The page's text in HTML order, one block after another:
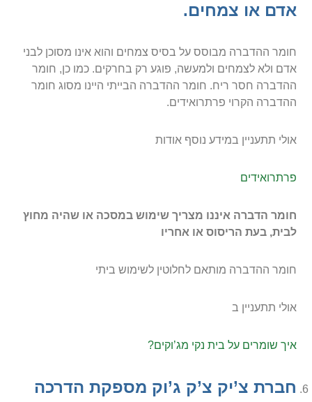
אדם או צמחים.
חומר ההדברה מבוסס על בסיס צמחים והוא אינו מסוכן לבני
אדם ולא לצמחים ולמעשה, פוגע רק בחרקים. כמו כן, חומר
ההדברה חסר ריח. חומר ההדברה הבייתי היינו מסוג חומר
ההדברה הקרוי פרתרואידים.
אולי תתעניין במידע נוסף אודות
פרתרואידים
חומר הדברה איננו מצריך שימוש במסכה או שהיה מחוץ
לבית, בעת הריסוס או אחריו
חומר ההדברה מותאם לחלוטין לשימוש ביתי
אולי תתעניין ב
איך שומרים על בית נקי מג’וקים?
חברת צ’יק צ’ק ג’וק מספקת הדרכה